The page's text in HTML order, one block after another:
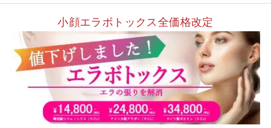
小顔エラボトックス全価格改定